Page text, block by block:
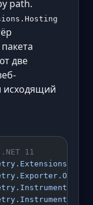
path.
две
исходящий
11